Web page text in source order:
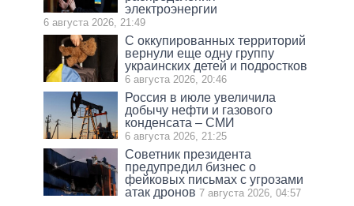
электроэнергии
6 августа 2026, 21:49
С оккупированных территорий
вернули еще одну группу
украинских детей и подростков
6 августа 2026, 20:46
Россия в июле увеличила
добычу нефти и газового
конденсата – СМИ
6 августа 2026, 21:25
Советник президента
предупредил бизнес о
фейковых письмах с угрозами
атак дронов 7 августа 2026, 04:57